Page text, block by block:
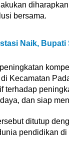
bersama.
Naik,
Kecamatan
terhadap
dan siap
ditutup
pendidikan